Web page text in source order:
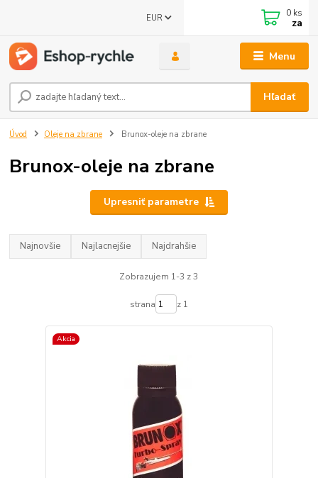
Menu
EUR
Hľadať
0 ks
za
Úvod Oleje na zbrane Brunox-oleje na zbrane
Brunox-oleje na zbrane
Upresniť parametre
Najnovšie Najlacnejšie Najdrahšie
Zobrazujem 1-3 z 3
strana z 1
Akcia